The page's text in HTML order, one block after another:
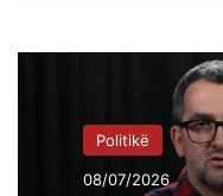
Politikë
08/07/2026